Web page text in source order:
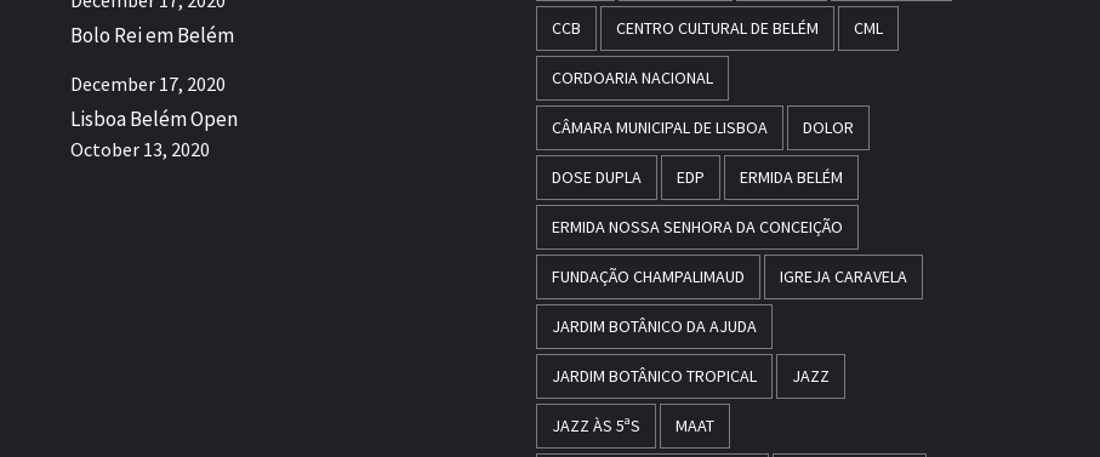
Bolo Rei em Belém
December 17, 2020
Lisboa Belém Open
October 13, 2020
CCB CENTRO CULTURAL DE BELÉM CML
CORDOARIA NACIONAL
CÂMARA MUNICIPAL DE LISBOA DOLOR
DOSE DUPLA EDP ERMIDA BELÉM
ERMIDA NOSSA SENHORA DA CONCEIÇÃO
FUNDAÇÃO CHAMPALIMAUD IGREJA CARAVELA
JARDIM BOTÂNICO DA AJUDA
JARDIM BOTÂNICO TROPICAL JAZZ
JAZZ ÀS 5ªS MAAT